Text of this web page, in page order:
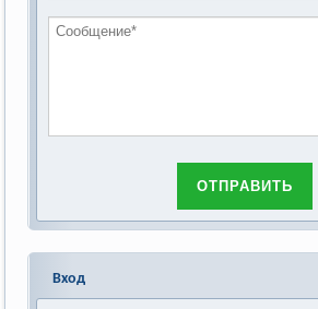
ОТПРАВИТЬ
Вход